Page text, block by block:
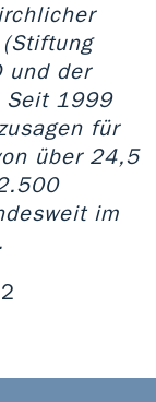
und der
Seit 1999
für
über 24,5
im